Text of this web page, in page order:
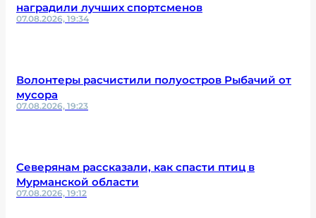
наградили лучших спортсменов
07.08.2026, 19:34
Волонтеры расчистили полуостров Рыбачий от
мусора
07.08.2026, 19:23
Северянам рассказали, как спасти птиц в
Мурманской области
07.08.2026, 19:12